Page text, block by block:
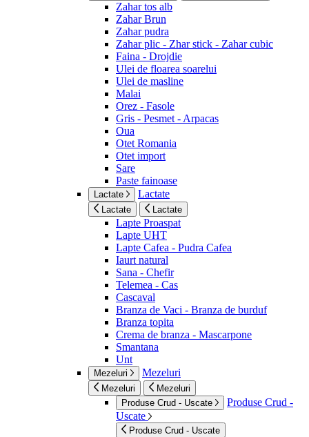
Zahar tos alb
Zahar Brun
Zahar pudra
Zahar plic - Zhar stick - Zahar cubic
Faina - Drojdie
Ulei de floarea soarelui
Ulei de masline
Malai
Orez - Fasole
Gris - Pesmet - Arpacas
Oua
Otet Romania
Otet import
Sare
Paste fainoase
Lactate Lactate
Lactate Lactate
Lapte Proaspat
Lapte UHT
Lapte Cafea - Pudra Cafea
Iaurt natural
Sana - Chefir
Telemea - Cas
Cascaval
Branza de Vaci - Branza de burduf
Branza topita
Crema de branza - Mascarpone
Smantana
Unt
Mezeluri Mezeluri
Mezeluri
Mezeluri
Produse Crud - Uscate
Produse Crud -
Uscate
Produse Crud - Uscate